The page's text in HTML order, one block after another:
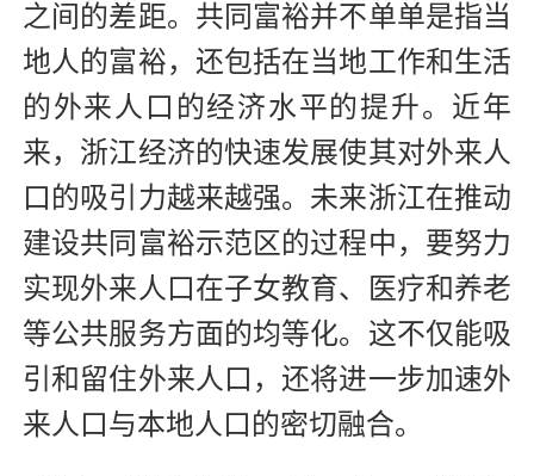
之间的差距。共同富裕并不单单是指当
地人的富裕，还包括在当地工作和生活
的外来人口的经济水平的提升。近年
来，浙江经济的快速发展使其对外来人
口的吸引力越来越强。未来浙江在推动
建设共同富裕示范区的过程中，要努力
实现外来人口在子女教育、医疗和养老
等公共服务方面的均等化。这不仅能吸
引和留住外来人口，还将进一步加速外
来人口与本地人口的密切融合。